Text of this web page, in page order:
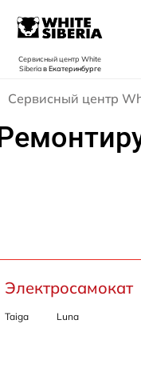
Сервисный центр White
Siberiaв Екатеринбурге
Сервисный центр
Электросамокат
Taiga Luna